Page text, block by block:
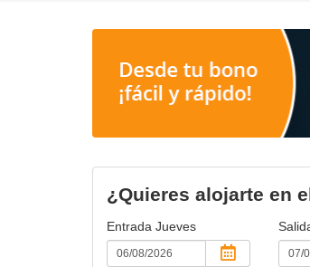
¿Quieres alojarte en
Entrada Jueves